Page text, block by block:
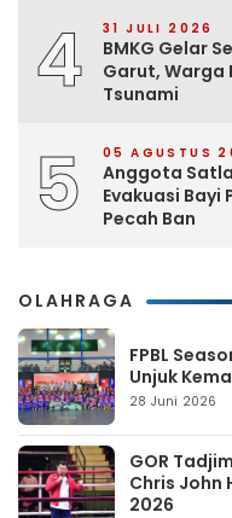
4 31 JULI 2026
BMKG Gelar
Garut, Warga
Tsunami
5 05 AGUSTUS
Anggota
Evakuasi
Pecah Ban
OLAHRAGA
FPBL
Unjuk
28 Juni 2026
GOR
Chris John
2026